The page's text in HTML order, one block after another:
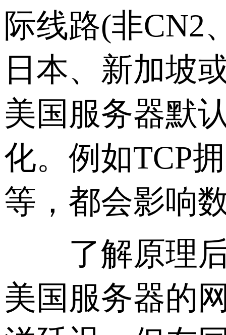
际线路(非CN2
日本、新加坡
美国服务器默
化。例如TCP
等，都会影响
了解原理后
美国服务器的